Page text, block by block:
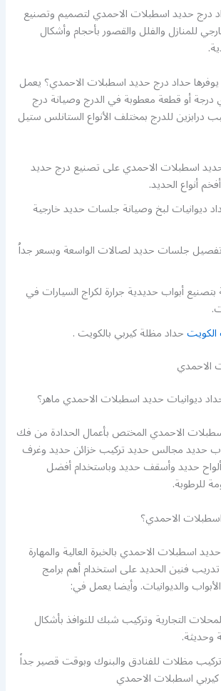
درج حديد اسطبلات الاحمدي لتصميم وتصنيع
للمنازل والفلل والقصور بأحجام وأشكال
حداد درج حديد اسطبلات الاحمدي؟ يعمل
أو قطعة معطوبة في الدرج وصيانة درج
درابزين للدرج بمختلف الأنواع الستانلس ستيل
اسطبلات الاحمدي على تصنيع درج حديد
أنواع الحديد.
ديوانيات لبخ وصيانة جلسات حديد خارجية
تفصيل جلسات حديد لصالات الواسعة وبسعر جداُ
بتصنيع أبواب حديدية جرارة لكراج السيارات في
حداد مظلة كيربي بالكويت .
الاحمدي
ديوانيات حديد اسطبلات الاحمدي ماهر؟
الاحمدي المختص بأعمال الحدادة من فك
حديد مجالس حديد تركيب خزائن حديد وغرف
حديد وأسقف حديد وباستخدام أفضل
للرطوبة.
اسطبلات الاحمدي؟
اسطبلات الاحمدي بالخبرة العالية والمهارة
فنين الحديد على استخدام أهم برامج
والديوانيات. وأيضا يعمل في:
التجارية وتركيب شبك للنوافذ بأشكال
وحديثة.
مظلات للفنادق والبنوك وبوقت قصير جداً
اسطبلات الاحمدي